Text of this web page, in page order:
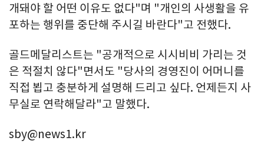
개돼야 할 어떤 이유도 없다"며 "개인의 사생활을 유
포하는 행위를 중단해 주시길 바란다"고 전했다.
골드메달리스트는 "공개적으로 시시비비 가리는 것
은 적절치 않다"면서도 "당사의 경영진이 어머니를
직접 뵙고 충분하게 설명해 드리고 싶다. 언제든지 사
무실로 연락해달라"고 말했다.
sby@news1.kr